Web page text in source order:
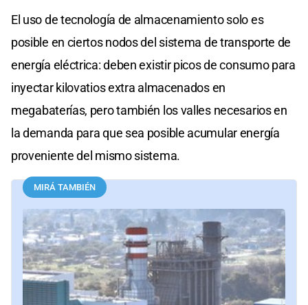
El uso de tecnología de almacenamiento solo es
posible en ciertos nodos del sistema de transporte de
energía eléctrica: deben existir picos de consumo para
inyectar kilovatios extra almacenados en
megabaterías, pero también los valles necesarios en
la demanda para que sea posible acumular energía
proveniente del mismo sistema.
MIRÁ TAMBIÉN